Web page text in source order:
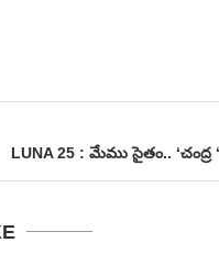
LUNA 25 : మేము సైతం..